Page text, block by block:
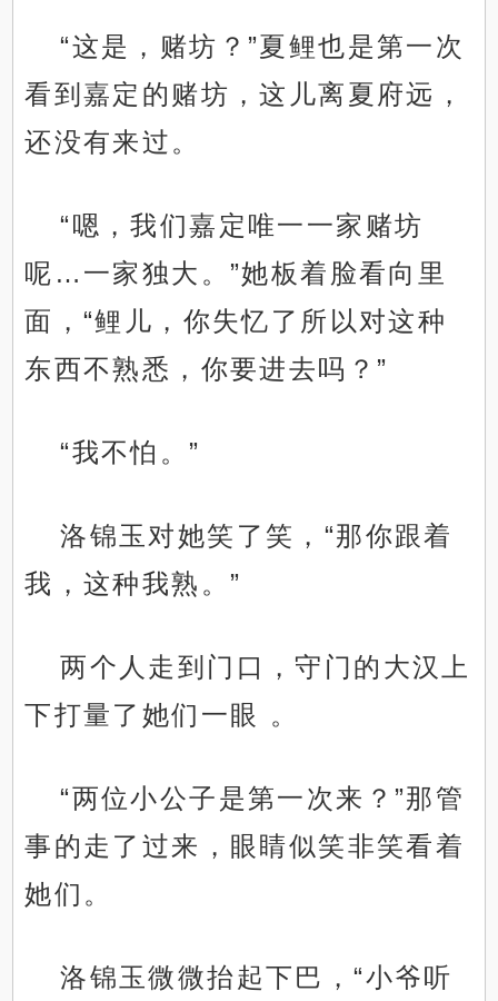
“这是，赌坊？”夏鲤也是第一次
看到嘉定的赌坊，这儿离夏府远，
还没有来过。
“嗯，我们嘉定唯一一家赌坊
呢…一家独大。”她板着脸看向里
面，“鲤儿，你失忆了所以对这种
东西不熟悉，你要进去吗？”
“我不怕。”
洛锦玉对她笑了笑，“那你跟着
我，这种我熟。”
两个人走到门口，守门的大汉上
下打量了她们一眼 。
“两位小公子是第一次来？”那管
事的走了过来，眼睛似笑非笑看着
她们。
洛锦玉微微抬起下巴，“小爷听